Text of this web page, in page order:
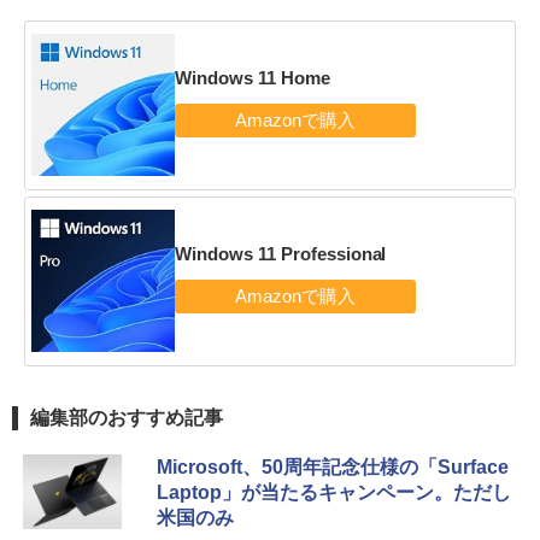
Windows 11 Home
Windows 11 Professional
編集部のおすすめ記事
Microsoft、50周年記念仕様の「Surface
Laptop」が当たるキャンペーン。ただし
米国のみ